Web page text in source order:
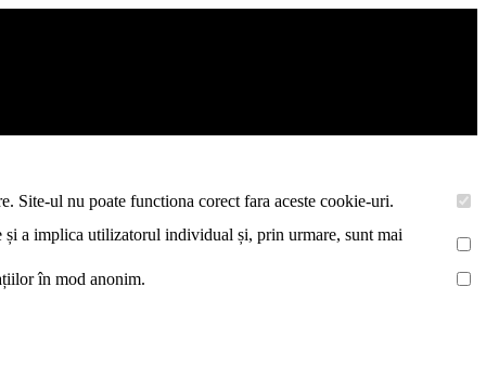
Site-ul nu poate functiona corect fara aceste cookie-uri.
și a implica utilizatorul individual și, prin urmare, sunt mai
în mod anonim.